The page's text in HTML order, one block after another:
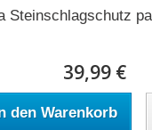
Steinschlagschutz
39,99 €
den Warenkorb